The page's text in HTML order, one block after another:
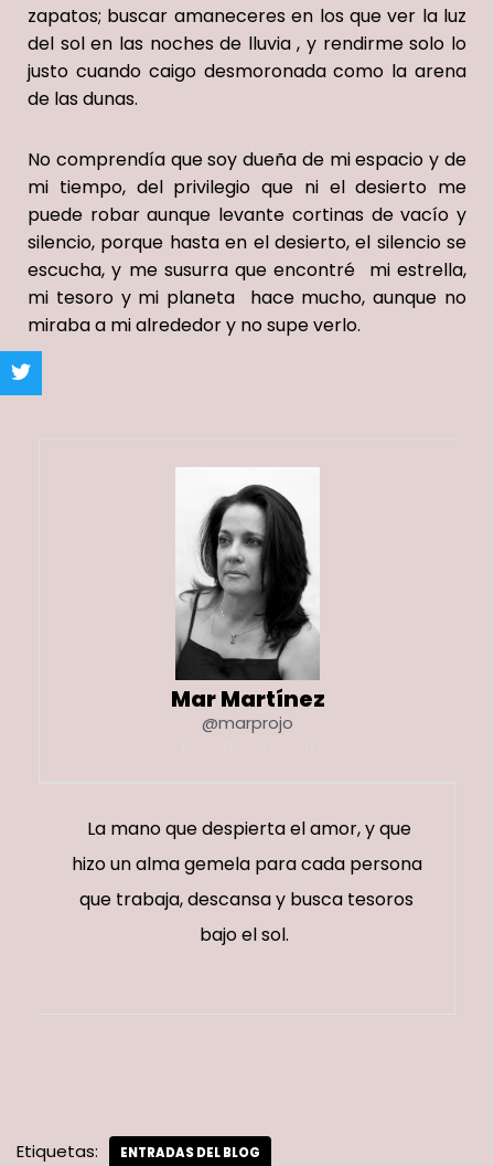
zapatos; buscar amaneceres en los que ver la luz
del sol en las noches de lluvia , y rendirme solo lo
justo cuando caigodesmoronada como la arena
de las dunas.
No comprendíaque soy dueña de mi espacio y de
mi tiempo, del privilegio que ni el desierto me
puede robar aunque levante cortinas de vacío y
silencio, porque hasta en el desierto, el silencio se
escucha, y me susurra que encontré mi estrella,
mi tesoro y mi planeta hace mucho,aunque no
miraba a mi alrededor y no supe verlo.
Mar Martínez
@marprojo
La mano que despierta el amor, y que
hizo un alma gemela para cada persona
que trabaja, descansa y busca tesoros
bajo el sol.
Etiquetas: ENTRADAS DEL BLOG